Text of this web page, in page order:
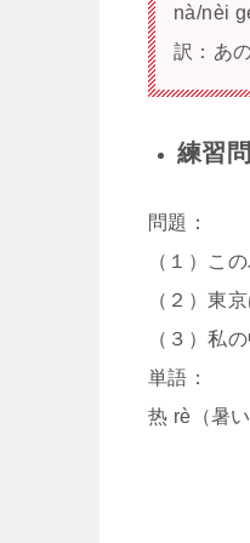
nà/nèi
訳：あ
練習
問題：
（１）こ
（２）東
（３）私
単語：
热 rè（暑い